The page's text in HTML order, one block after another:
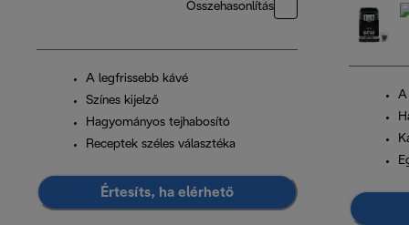
Összehasonlítás
A legfrissebb kávé
Színes kijelző
Hagyományos tejhabosító
Receptek széles választéka
Értesíts, ha elérhető
A